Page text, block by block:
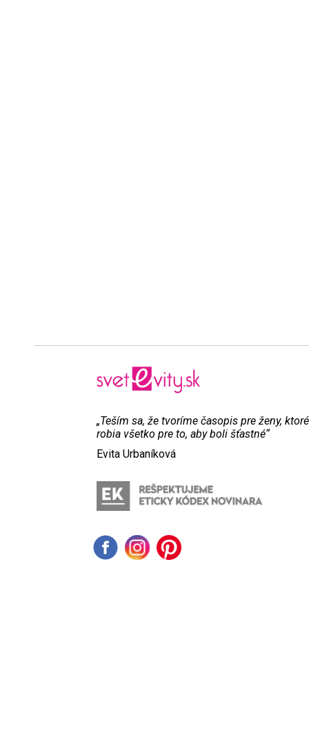
„Teším sa, že tvoríme časopis pre ženy, ktoré
robia všetko pre to, aby boli šťastné“
Evita Urbaníková